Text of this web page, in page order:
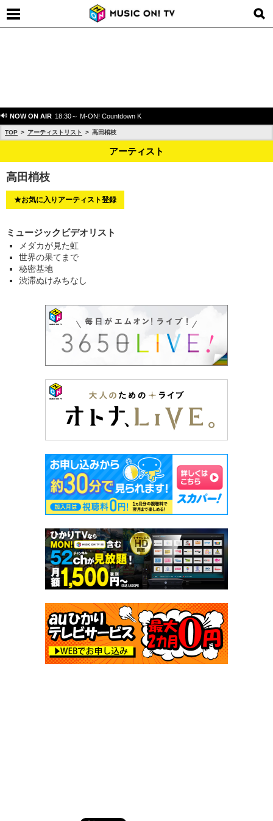
NOW ON AIR 18:30～ M-ON! Countdown K
TOP アーティストリスト 高田梢枝
アーティスト
高田梢枝
★お気に入りアーティスト登録
ミュージックビデオリスト
メダカが見た虹
世界の果てまで
秘密基地
渋滞ぬけみちなし